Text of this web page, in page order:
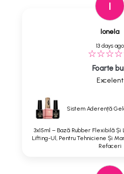
I
Ionela
13 days ago
Foarte
Excelent
Sistem Aderență
3x15ml – Bază Rubber Flexibilă
Lifting-Ul, Pentru Tehniciene Și
Refaceri